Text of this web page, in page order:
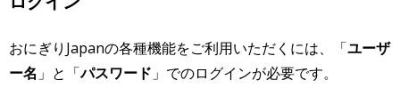
おにぎりJapanの各種機能をご利用いただくには、「ユーザ
ー名 」と「パスワード 」でのログインが必要です。